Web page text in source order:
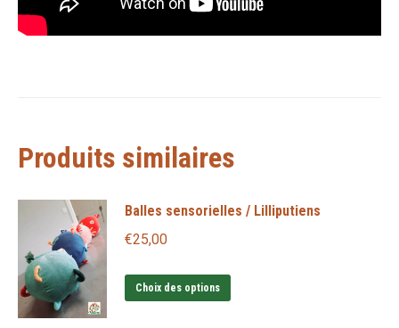
Produits similaires
Balles sensorielles / Lilliputiens
€25,00
Choix des options